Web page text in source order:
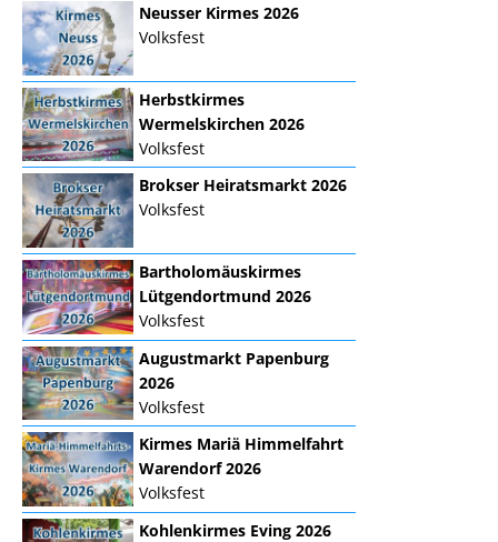
Neusser Kirmes 2026
Volksfest
Herbstkirmes
Wermelskirchen 2026
Volksfest
Brokser Heiratsmarkt 2026
Volksfest
Bartholomäuskirmes
Lütgendortmund 2026
Volksfest
Augustmarkt Papenburg
2026
Volksfest
Kirmes Mariä Himmelfahrt
Warendorf 2026
Volksfest
Kohlenkirmes Eving 2026